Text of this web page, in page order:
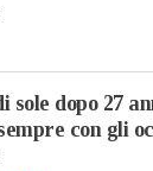
sole dopo 27
con gli